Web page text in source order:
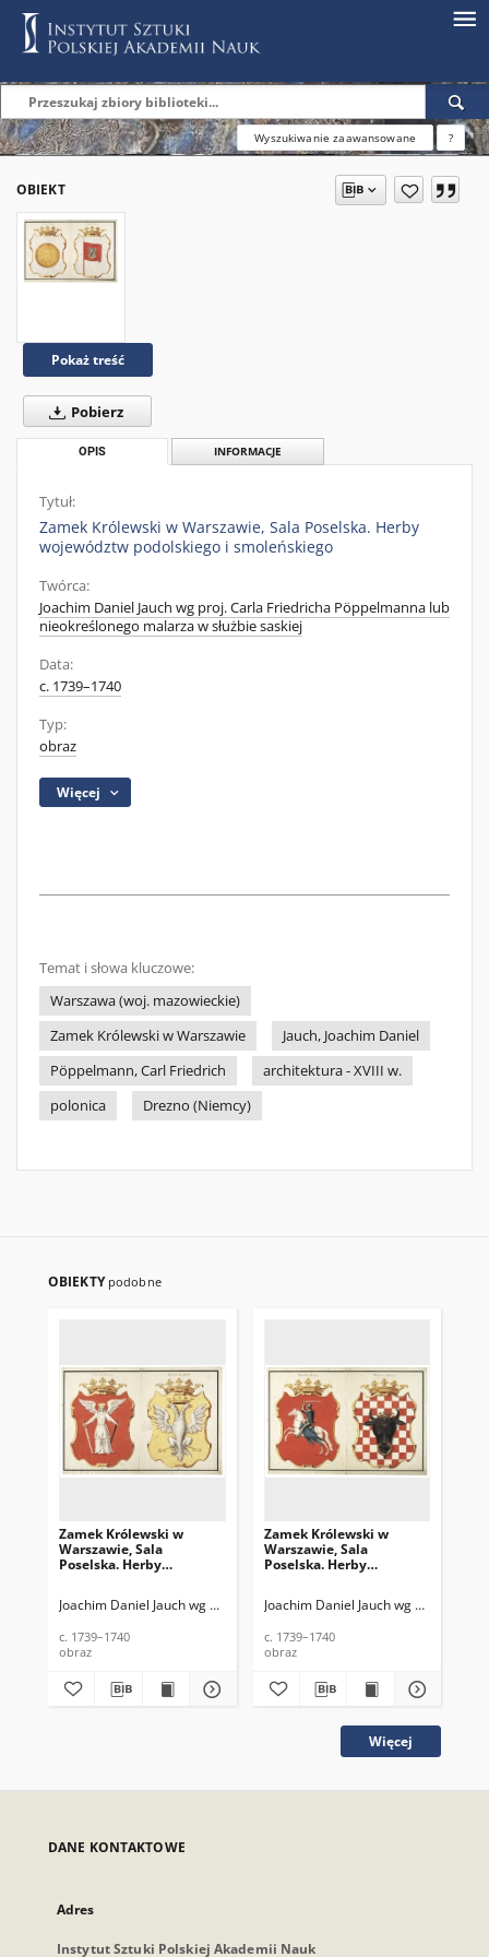
Wyszukiwanie zaawansowane ?
OBIEKT
Pokaż treść
Pobierz
OPIS INFORMACJE
Tytuł:
Zamek Królewski w Warszawie, Sala Poselska. Herby
województw podolskiego i smoleńskiego
Twórca:
Joachim Daniel Jauch wg proj. Carla Friedricha Pöppelmanna lub
nieokreślonego malarza w służbie saskiej
Data:
c. 1739–1740
Typ:
obraz
Więcej
Temat i słowa kluczowe:
Warszawa (woj. mazowieckie)
Zamek Królewski w Warszawie
Jauch, Joachim Daniel
Pöppelmann, Carl Friedrich
architektura - XVIII w.
polonica
Drezno (Niemcy)
OBIEKTY podobne
Zamek Królewski w
Warszawie, Sala
Poselska. Herby
Joachim Daniel Jauch wg proj. Carla Friedricha Pöppelmanna lub
c. 1739–1740
obraz
Zamek Królewski w
Warszawie, Sala
Poselska. Herby
Joachim Daniel Jauch wg proj.
c. 1739–1740
obraz
Więcej
DANE KONTAKTOWE
Adres
Instytut Sztuki Polskiej Akademii Nauk